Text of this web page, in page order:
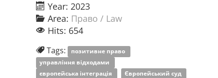
Year: 2023
Area: Право / Law
Hits: 654
Tags: позитивне право
управління відходами
європейська інтеграція
Європейський суд